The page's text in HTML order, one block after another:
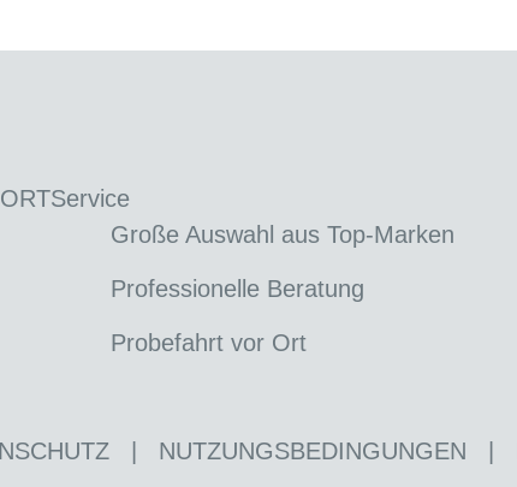
Service
Große Auswahl aus Top-Marken
Professionelle Beratung
Probefahrt vor Ort
NUTZUNGSBEDINGUNGEN